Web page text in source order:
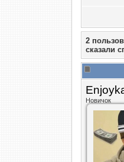
2
сказали
Новичок